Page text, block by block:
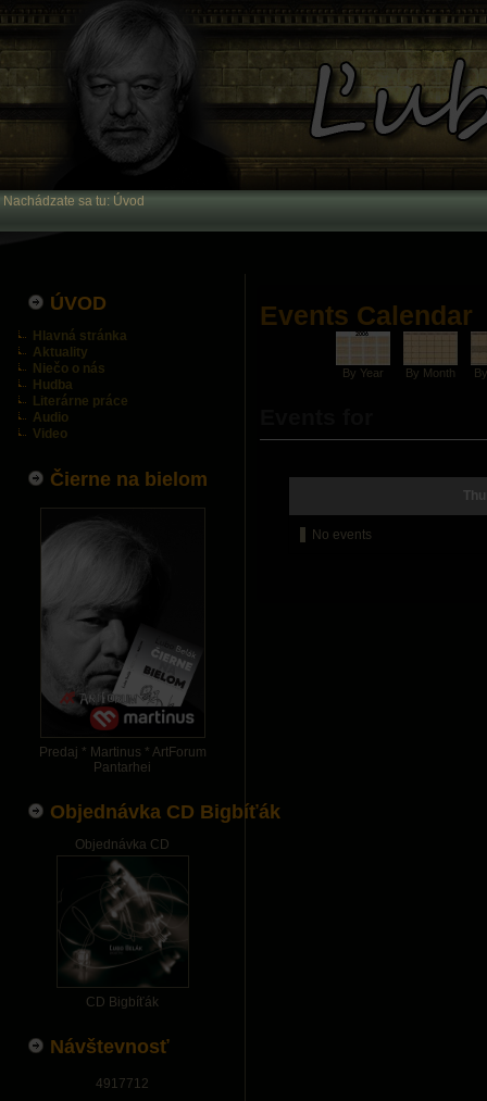
Nachádzate sa tu: Úvod
ÚVOD
Hlavná stránka
Aktuality
Niečo o nás
Hudba
Literárne práce
Audio
Video
Čierne na bielom
Predaj * Martinus * ArtForum
Pantarhei
Objednávka CD Bigbíťák
Objednávka CD
CD Bigbíťák
Návštevnosť
4917712
Events Calendar
By Year By Month
No events